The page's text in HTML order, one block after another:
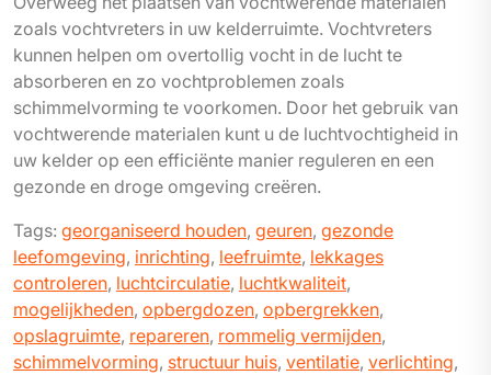
zoals vochtvreters in uw kelderruimte. Vochtvreters
kunnen helpen om overtollig vocht in de lucht te
absorberen en zo vochtproblemen zoals
schimmelvorming te voorkomen. Door het gebruik van
vochtwerende materialen kunt u de luchtvochtigheid in
uw kelder op een efficiënte manier reguleren en een
gezonde en droge omgeving creëren.
Tags: georganiseerd houden, geuren, gezonde
leefomgeving, inrichting, leefruimte, lekkages
controleren, luchtcirculatie, luchtkwaliteit,
mogelijkheden, opbergdozen, opbergrekken,
opslagruimte, repareren, rommelig vermijden,
schimmelvorming, structuur huis, ventilatie, verlichting,